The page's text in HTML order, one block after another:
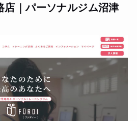
店｜パーソナルジム沼津